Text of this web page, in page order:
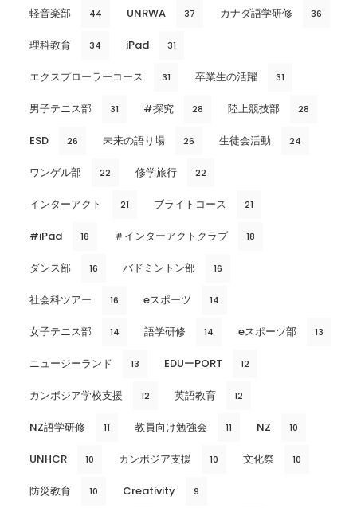
軽音楽部 44 UNRWA 37 カナダ語学研修 36
理科教育 34 iPad 31
エクスプローラーコース 31 卒業生の活躍 31
男子テニス部 31 #探究 28 陸上競技部 28
ESD 26 未来の語り場 26 生徒会活動 24
ワンゲル部 22 修学旅行 22
インターアクト 21 ブライトコース 21
#iPad 18 ＃インターアクトクラブ 18
ダンス部 16 バドミントン部 16
社会科ツアー 16 eスポーツ 14
女子テニス部 14 語学研修 14 eスポーツ部 13
ニュージーランド 13 EDUーPORT 12
カンボジア学校支援 12 英語教育 12
NZ語学研修 11 教員向け勉強会 11 NZ 10
UNHCR 10 カンボジア支援 10 文化祭 10
防災教育 10 Creativity 9